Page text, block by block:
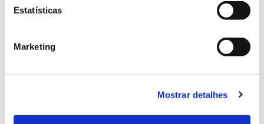
Estatísticas
Marketing
Mostrar detalhes